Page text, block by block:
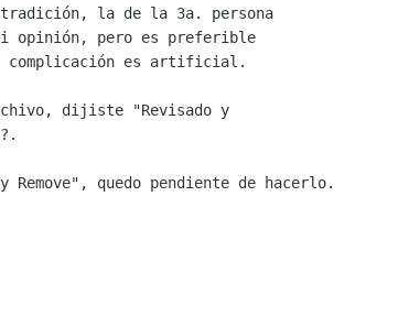
la de la 3a. persona
opinión, pero es preferible
es artificial.
dijiste "Revisado y
quedo pendiente de hacerlo.